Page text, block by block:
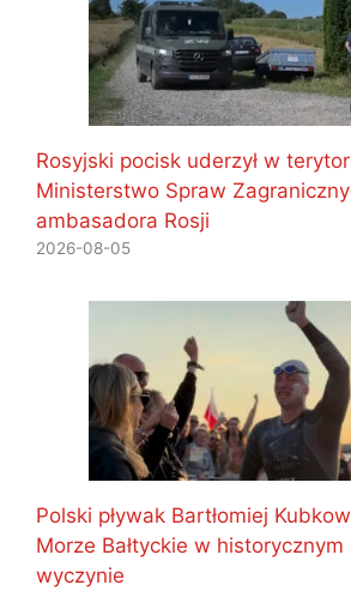
Rosyjski pocisk uderzył w
Ministerstwo Spraw
ambasadora Rosji
2026-08-05
Polski pływak Bartłomiej
Morze Bałtyckie w
wyczynie